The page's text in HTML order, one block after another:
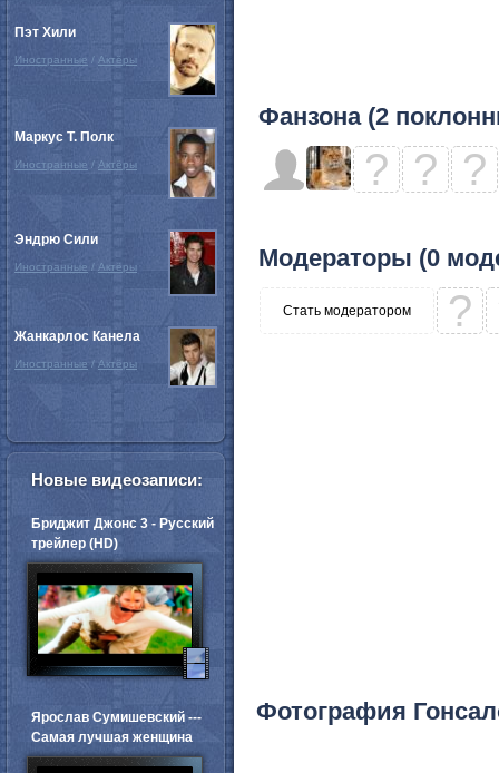
Фанзона (2
? ? ?
Модераторы (0
Стать модератором ?
Фотография
Пэт Хили
Иностранные / Актёры
Маркус Т. Полк
Иностранные / Актёры
Эндрю Сили
Иностранные / Актёры
Жанкарлос Канела
Иностранные / Актёры
Новые видеозаписи:
Бриджит Джонс 3 - Русский
трейлер (HD)
Ярослав Сумишевский ---
Самая лучшая женщина